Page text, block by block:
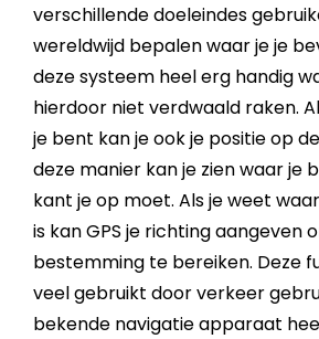
verschillende doeleindes
wereldwijd bepalen waar je je
deze systeem heel erg handig
hierdoor niet verdwaald raken.
je bent kan je ook je positieop
deze manier kan je zien waar je
kant je op moet. Als je weet
is kanGPS je richting aangeven
bestemming te bereiken. Deze
veel gebruikt door verkeer
bekende navigatie apparaat